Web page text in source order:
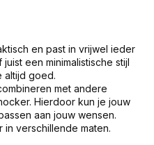
en past in vrijwel ieder
een minimalistische stijl
altijd goed.
met andere
Hierdoor kun je jouw
aan jouw wensen.
verschillende maten.